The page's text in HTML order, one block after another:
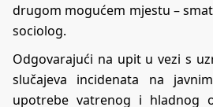
drugom mogućem mjestu –
sociolog.
Odgovarajući na upit u vezi s
slučajeva incidenata na
upotrebe vatrenog i hladnog